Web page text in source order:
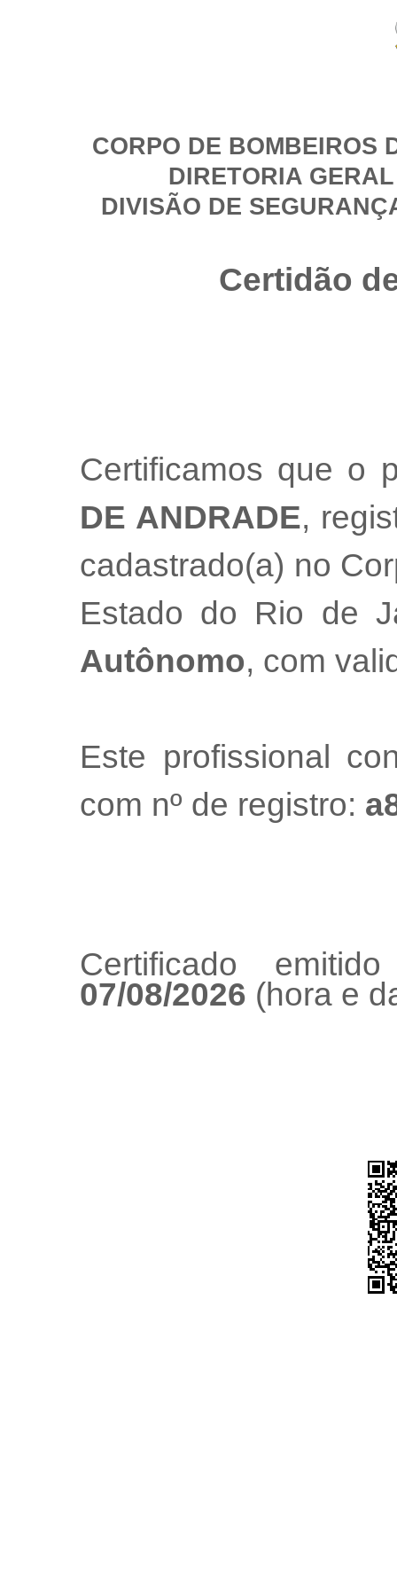
CORPO DE BOMBEIROS
DIRETORIA
DIVISÃO DE
Certidão
Certificamos que o
DE ANDRADE,
cadastrado(a) no
Estado do Rio de
Autônomo, com
Este profissional
com nº de registro:
Certificado
07/08/2026 (hora e